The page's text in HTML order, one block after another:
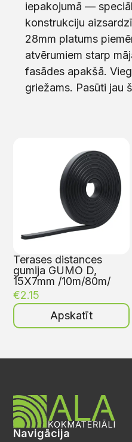
iepakojumā —
konstrukciju
28mm platums
atvērumiem starp
fasādes apakšā.
griežams. Pasūti jau
Terases distances
gumija GUMO D,
15X7mm /10m/80m/
€2.15
Apskatīt
Navigācija